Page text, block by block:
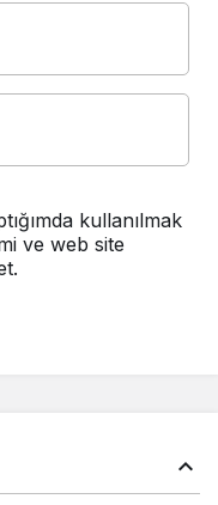
kullanılmak
ve web site